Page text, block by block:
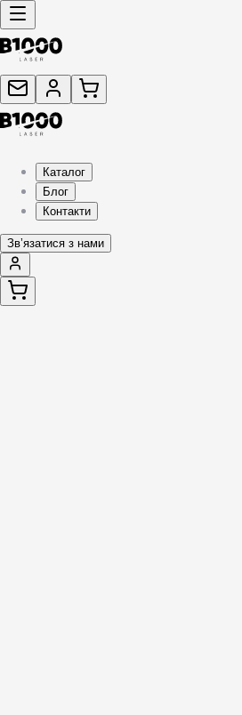
Каталог
Блог
Контакти
Звʼязатися з нами